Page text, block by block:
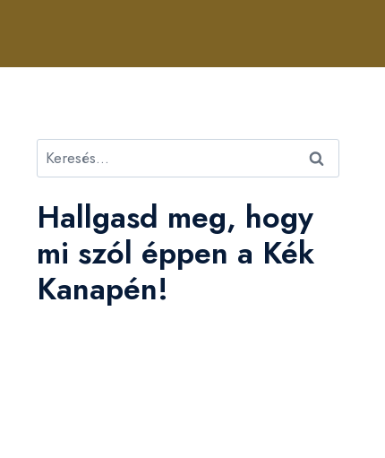
Keresés:
Hallgasd meg, hogy
mi szól éppen a Kék
Kanapén!